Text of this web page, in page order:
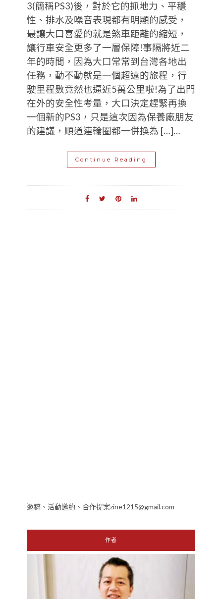
3(簡稱PS3)後，對於它的抓地力、平穩
性、排水及噪音表現都有明顯的感受，
最讓大口喜愛的就是煞車距離的縮短，
讓行車安全更多了一層保障!事隔將近二
年的時間，因為大口常常到台灣各地出
任務，動不動就是一個超遠的旅程，行
駛里程數竟然也逼近5萬公里啦!為了出門
在外的安全性考量，大口決定趕緊再換
一個新的PS3，只是這次因為保養廠朋友
的建議，順道連輪圈都一併換為 […]…
Continue Reading
邀稿、活動邀約、合作提案zine1215@gmail.com
作者